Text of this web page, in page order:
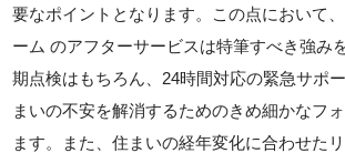
要なポイントとなります。この点において
ーム のアフターサービスは特筆すべき強み
期点検はもちろん、24時間対応の緊急サポ
まいの不安を解消するためのきめ細かなフ
ます。また、住まいの経年変化に合わせた